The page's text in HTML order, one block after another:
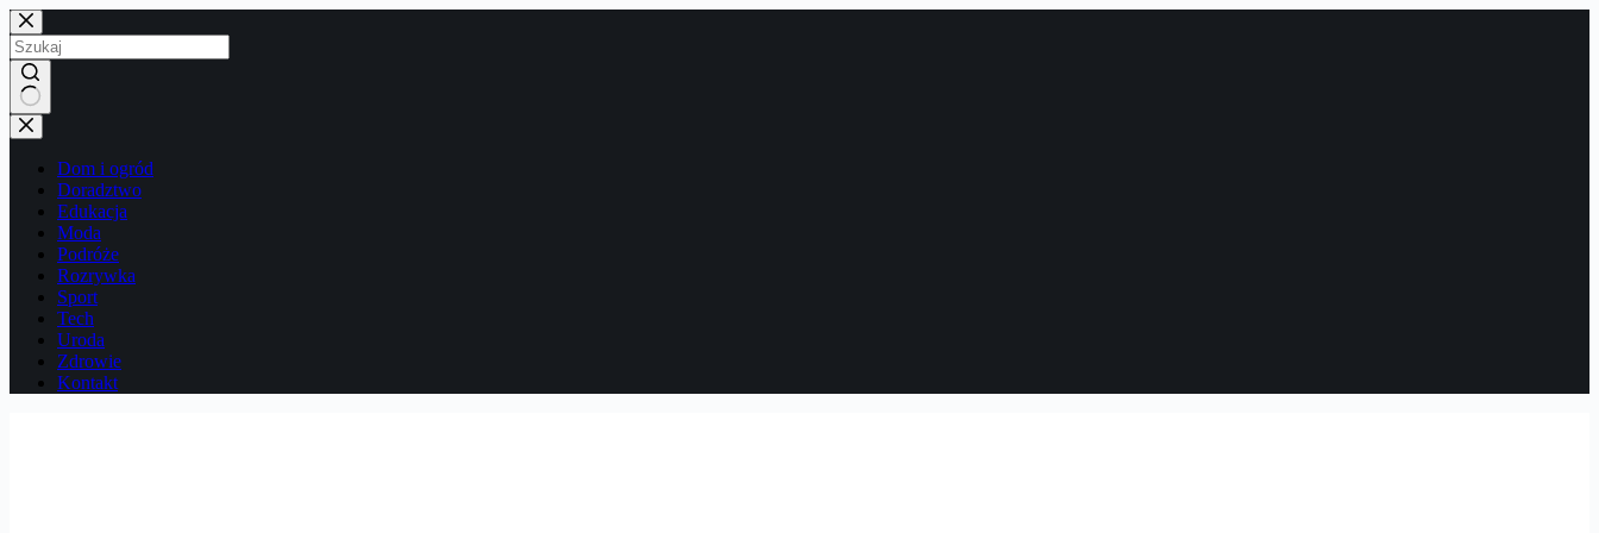
Przejdź
do
treści
Brak
wyników
Dom i ogród
Doradztwo
Edukacja
Moda
Podróże
Rozrywka
Sport
Tech
Uroda
Zdrowie
Kontakt